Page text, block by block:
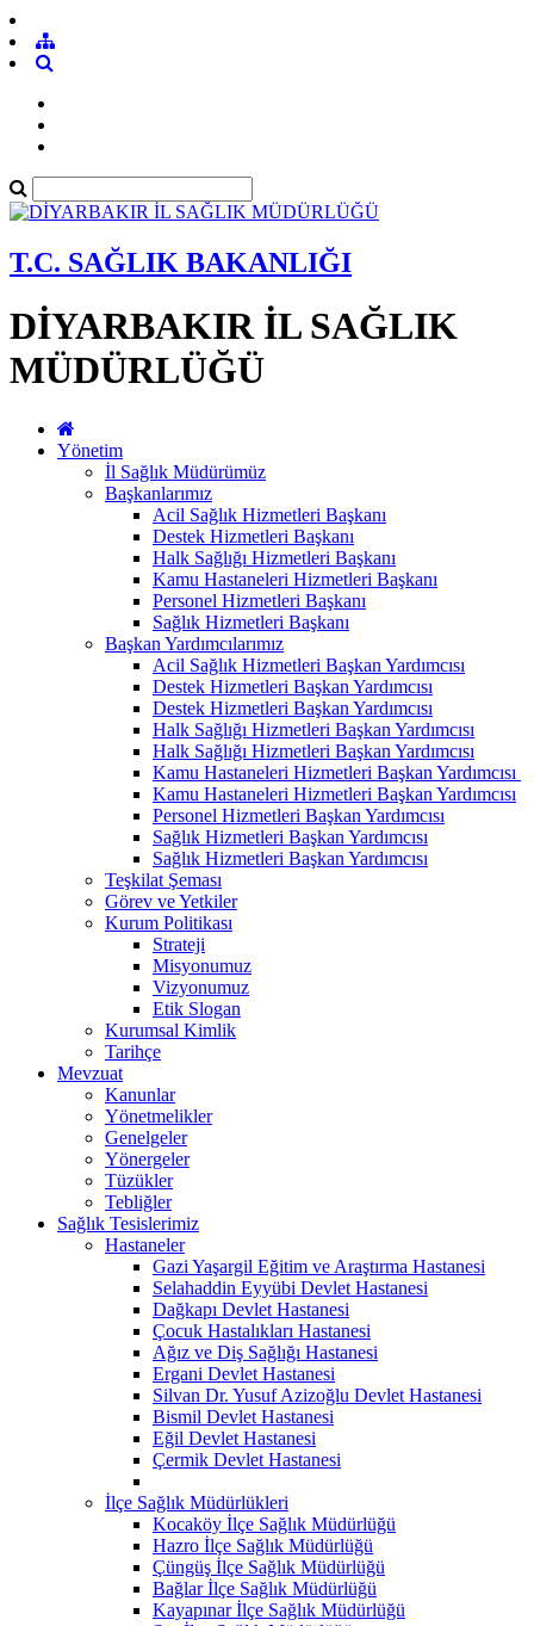
T.C. SAĞLIK BAKANLIĞI
DİYARBAKIR İL SAĞLIK
MÜDÜRLÜĞÜ
Yönetim
İl Sağlık Müdürümüz
Başkanlarımız
Acil Sağlık Hizmetleri Başkanı
Destek Hizmetleri Başkanı
Halk Sağlığı Hizmetleri Başkanı
Kamu Hastaneleri Hizmetleri Başkanı
Personel Hizmetleri Başkanı
Sağlık Hizmetleri Başkanı
Başkan Yardımcılarımız
Acil Sağlık Hizmetleri Başkan Yardımcısı
Destek Hizmetleri Başkan Yardımcısı
Destek Hizmetleri Başkan Yardımcısı
Halk Sağlığı Hizmetleri Başkan Yardımcısı
Halk Sağlığı Hizmetleri Başkan Yardımcısı
Kamu Hastaneleri Hizmetleri Başkan Yardımcısı ​
Kamu Hastaneleri Hizmetleri Başkan Yardımcısı
Personel Hizmetleri Başkan Yardımcısı
Sağlık Hizmetleri Başkan Yardımcısı
Sağlık Hizmetleri Başkan Yardımcısı
Teşkilat Şeması
Görev ve Yetkiler
Kurum Politikası
Strateji
Misyonumuz
Vizyonumuz
Etik Slogan
Kurumsal Kimlik
Tarihçe
Mevzuat
Kanunlar
Yönetmelikler
Genelgeler
Yönergeler
Tüzükler
Tebliğler
Sağlık Tesislerimiz
Hastaneler
Gazi Yaşargil Eğitim ve Araştırma Hastanesi
Selahaddin Eyyübi Devlet Hastanesi
Dağkapı Devlet Hastanesi
Çocuk Hastalıkları Hastanesi
Ağız ve Diş Sağlığı Hastanesi
Ergani Devlet Hastanesi
Silvan Dr. Yusuf Azizoğlu Devlet Hastanesi
Bismil Devlet Hastanesi
Eğil Devlet Hastanesi
Çermik Devlet Hastanesi
İlçe Sağlık Müdürlükleri
Kocaköy İlçe Sağlık Müdürlüğü
Hazro İlçe Sağlık Müdürlüğü
Çüngüş İlçe Sağlık Müdürlüğü
Bağlar İlçe Sağlık Müdürlüğü
Kayapınar İlçe Sağlık Müdürlüğü